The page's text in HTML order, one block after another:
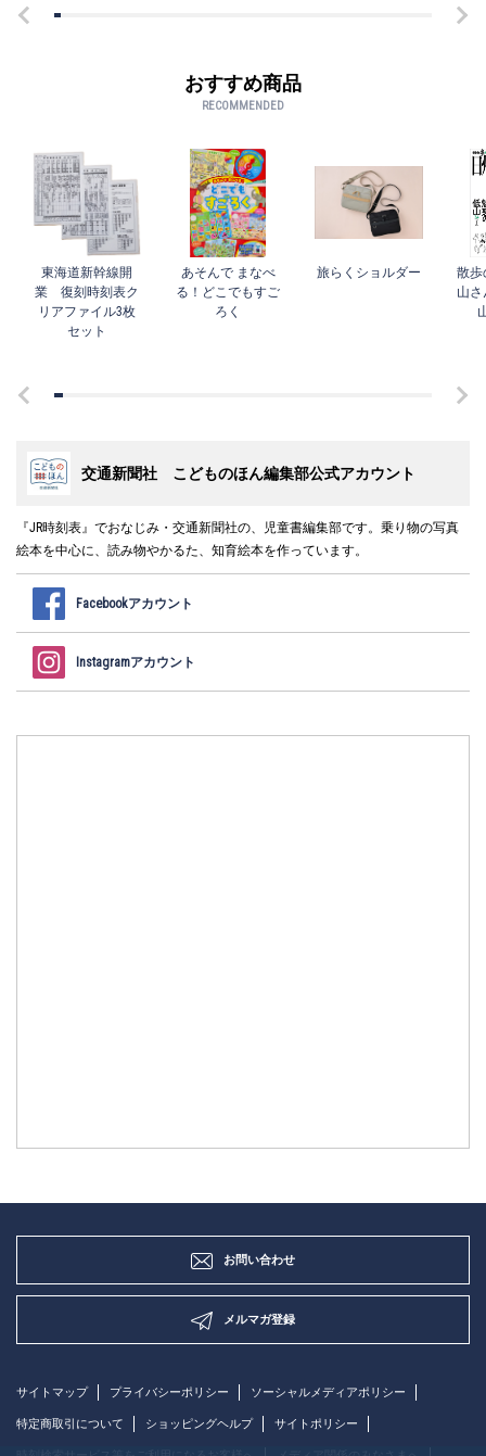
おすすめ商品
RECOMMENDED
東海道新幹線開
業 復刻時刻表ク
リアファイル3枚
セット
あそんで まなべ
る！どこでもすご
ろく
旅らくショルダー
散歩
山さ
交通新聞社 こどものほん編集部公式アカウント
『JR時刻表』でおなじみ・交通新聞社の、児童書編集部です。乗り物の写真
絵本を中心に、読み物やかるた、知育絵本を作っています。
Facebookアカウント
Instagramアカウント
お問い合わせ
メルマガ登録
サイトマップ プライバシーポリシー ソーシャルメディアポリシー
特定商取引について ショッピングヘルプ サイトポリシー